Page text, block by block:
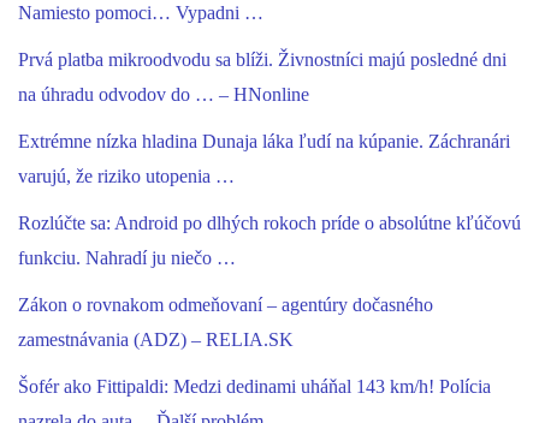
Namiesto pomoci… Vypadni …
Prvá platba mikroodvodu sa blíži. Živnostníci majú posledné dni
na úhradu odvodov do … – HNonline
Extrémne nízka hladina Dunaja láka ľudí na kúpanie. Záchranári
varujú, že riziko utopenia …
Rozlúčte sa: Android po dlhých rokoch príde o absolútne kľúčovú
funkciu. Nahradí ju niečo …
Zákon o rovnakom odmeňovaní – agentúry dočasného
zamestnávania (ADZ) – RELIA.SK
Šofér ako Fittipaldi: Medzi dedinami uháňal 143 km/h! Polícia